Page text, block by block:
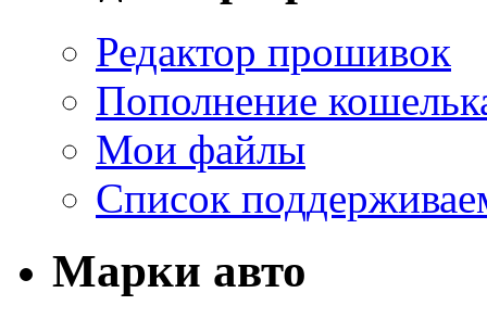
Редактор прошивок
Пополнение
Мои файлы
Список
Марки авто